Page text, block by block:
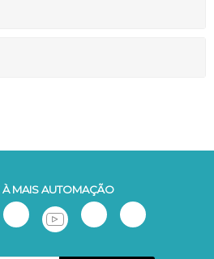
À MAIS AUTOMAÇÃO